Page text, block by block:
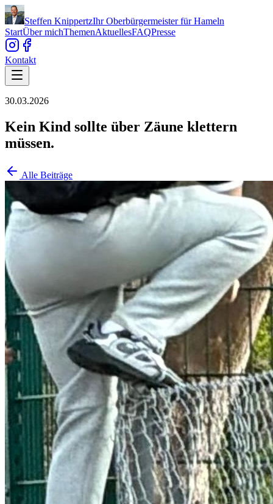
Steffen KnippertzIhr Oberbürgermeister für Hameln
StartÜber michThemenAktuellesFAQPresse
Kontakt
30.03.2026
Kein Kind sollte über Zäune klettern
müssen.
Alle Beiträge